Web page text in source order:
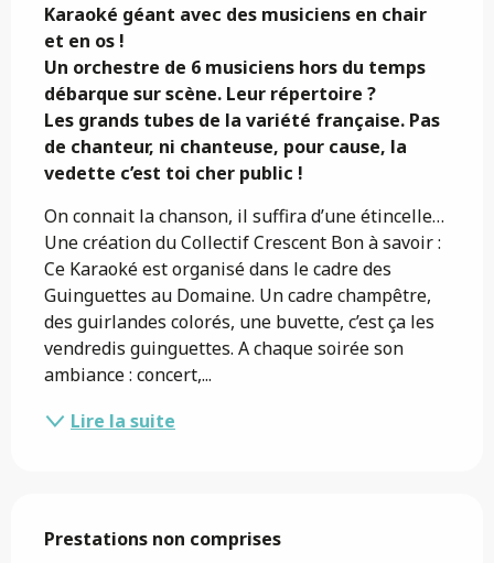
Karaoké géant avec des musiciens en chair
et en os !
Un orchestre de 6 musiciens hors du temps
débarque sur scène. Leur répertoire ?
Les grands tubes de la variété française. Pas
de chanteur, ni chanteuse, pour cause, la
vedette c’est toi cher public !
On connait la chanson, il suffira d’une étincelle…
Une création du Collectif Crescent Bon à savoir :
Ce Karaoké est organisé dans le cadre des
Guinguettes au Domaine. Un cadre champêtre,
des guirlandes colorés, une buvette, c’est ça les
vendredis guinguettes. A chaque soirée son
ambiance : concert,...
Lire la suite
Prestations non comprises
Prestations non comprises